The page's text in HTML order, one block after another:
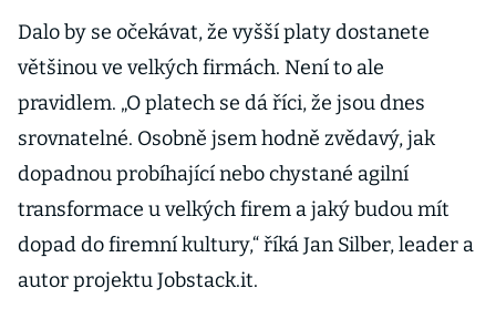
Dalo by se očekávat, že vyšší platy dostanete
většinou ve velkých firmách. Není to ale
pravidlem. „O platech se dá říci, že jsou dnes
srovnatelné. Osobně jsem hodně zvědavý, jak
dopadnou probíhající nebo chystané agilní
transformace u velkých firem a jaký budou mít
dopad do firemní kultury,“ říká Jan Silber, leader a
autor projektu Jobstack.it.